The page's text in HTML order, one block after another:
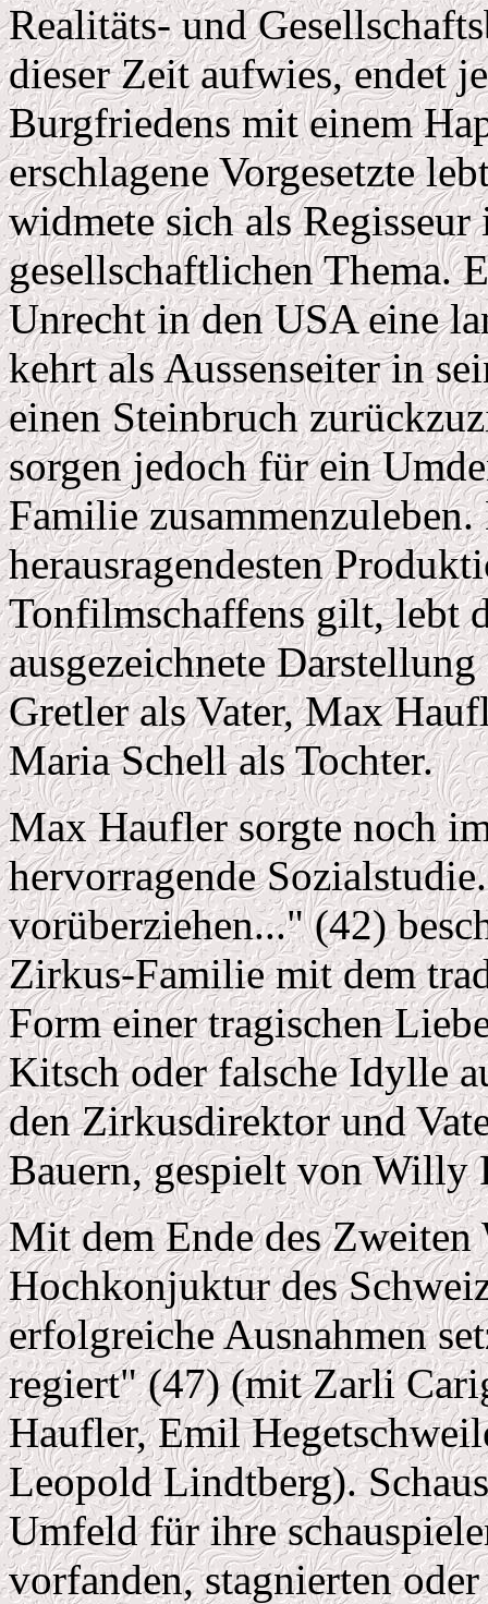
Realitäts- und
dieser Zeit aufwies, endet
Burgfriedens mit einem
erschlagene Vorgesetzte
widmete sich als
gesellschaftlichen Thema.
Unrecht in den USA eine
kehrt als Aussenseiter in
einen Steinbruch
sorgen jedoch für ein
Familie
herausragendesten
Tonfilmschaffens gilt, lebt
ausgezeichnete
Gretler als Vater, Max
Maria Schell als Tochter.
Max Haufler sorgte noch
hervorragende
vorüberziehen..." (42)
Zirkus-Familie mit dem
Form einer tragischen
Kitsch oder falsche Idylle
den Zirkusdirektor und
Bauern, gespielt von Willy
Mit dem Ende des Zweiten
Hochkonjuktur des
erfolgreiche Ausnahmen
regiert" (47) (mit Zarli
Haufler, Emil
Leopold Lindtberg).
Umfeld für ihre
vorfanden, stagnierten